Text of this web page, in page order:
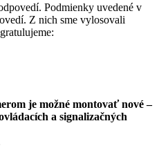
Podmienky uvedené v
Z nich sme vylosovali
je možné montovať nové –
a signalizačných